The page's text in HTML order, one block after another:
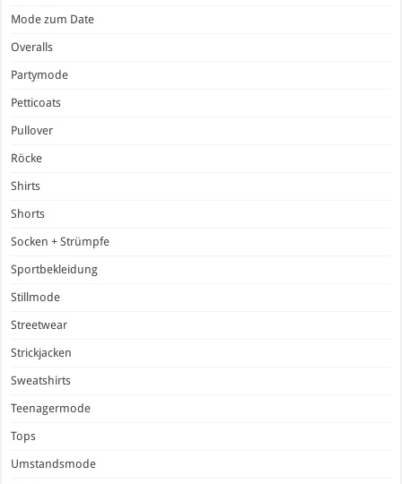
Mode zum Date
Overalls
Partymode
Petticoats
Pullover
Röcke
Shirts
Shorts
Socken + Strümpfe
Sportbekleidung
Stillmode
Streetwear
Strickjacken
Sweatshirts
Teenagermode
Tops
Umstandsmode